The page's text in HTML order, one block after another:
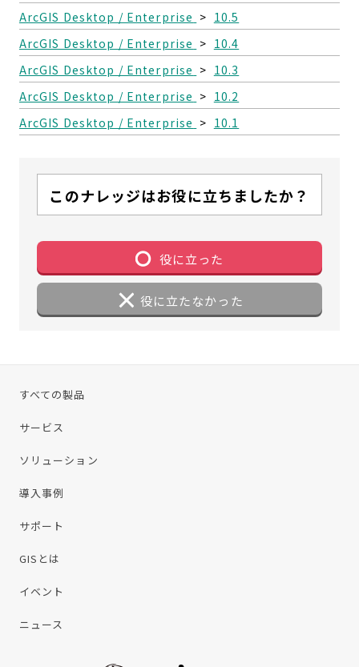
ArcGIS Desktop / Enterprise > 10.5
ArcGIS Desktop / Enterprise > 10.4
ArcGIS Desktop / Enterprise > 10.3
ArcGIS Desktop / Enterprise > 10.2
ArcGIS Desktop / Enterprise > 10.1
このナレッジはお役に立ちましたか？
役に立った
役に立たなかった
すべての製品
サービス
ソリューション
導入事例
サポート
GISとは
イベント
ニュース